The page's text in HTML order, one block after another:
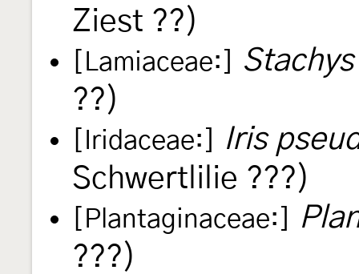
Ziest ??)
[Lamiaceae:]
??)
[Iridaceae:]
Iris
Schwertlilie ???)
[Plantaginaceae:]
???)